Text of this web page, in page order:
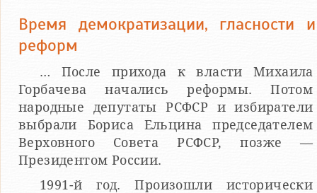
Время демократизации, гласности и
реформ
… После прихода к власти Михаила
Горбачева начались реформы. Потом
народные депутаты РСФСР и избиратели
выбрали Бориса Ельцина председателем
Верховного Совета РСФСР, позже —
Президентом России.
1991-й год. Произошли исторически